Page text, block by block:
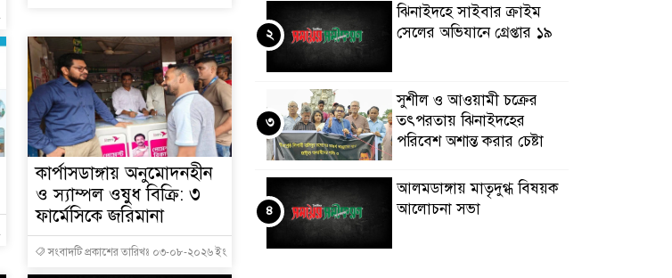
কার্পাসডাঙ্গায় অনুমোদনহীন
ও স্যাম্পল ওষুধ বিক্রি: ৩
ফার্মেসিকে জরিমানা
সংবাদটি প্রকাশের তারিখঃ ০৩-০৮-২০২৬ ইং
ঝিনাইদহে সাইবার ক্রাইম
সেলের অভিযানে গ্রেপ্তার ১৯
২
সুশীল ও আওয়ামী চক্রের
তৎপরতায় ঝিনাইদহের
পরিবেশ অশান্ত করার চেষ্টা
৩
আলমডাঙ্গায় মাতৃদুগ্ধ বিষয়ক
আলোচনা সভা
৪